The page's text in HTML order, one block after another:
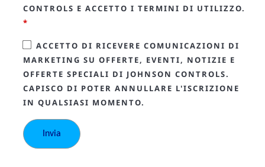
CONTROLS E ACCETTO I TERMINI DI UTILIZZO.
*
ACCETTO DI RICEVERE COMUNICAZIONI DI
MARKETING SU OFFERTE, EVENTI, NOTIZIE E
OFFERTE SPECIALI DI JOHNSON CONTROLS.
CAPISCO DI POTER ANNULLARE L'ISCRIZIONE
IN QUALSIASI MOMENTO.